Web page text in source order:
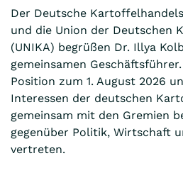
Der Deutsche
und die Union der Deutschen
(UNIKA) begrüßen Dr. Illya
gemeinsamen
Position zum 1. August 2026
Interessen der deutschen
gemeinsam mit den Gremien
gegenüber Politik, Wirtschaft
vertreten.